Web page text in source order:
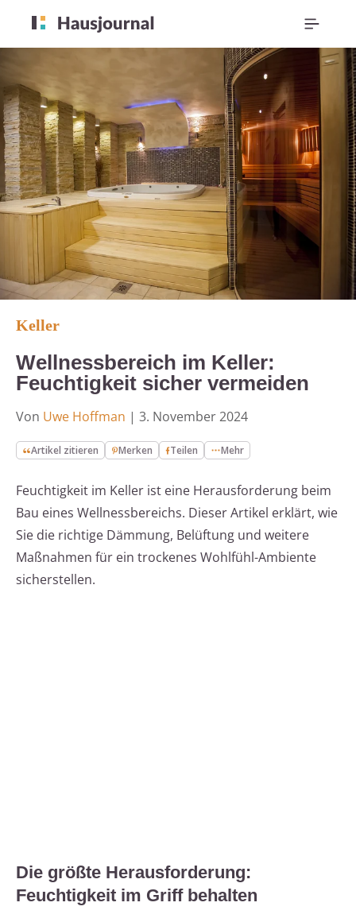
Keller
Wellnessbereich im Keller:
Feuchtigkeit sicher vermeiden
Von Uwe Hoffman | 3. November 2024
Artikel zitieren Merken Teilen Mehr
Feuchtigkeit im Keller ist eine Herausforderung beim
Bau eines Wellnessbereichs. Dieser Artikel erklärt, wie
Sie die richtige Dämmung, Belüftung und weitere
Maßnahmen für ein trockenes Wohlfühl-Ambiente
sicherstellen.
Die größte Herausforderung:
Feuchtigkeit im Griff behalten